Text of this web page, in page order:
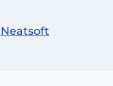
Neatsoft